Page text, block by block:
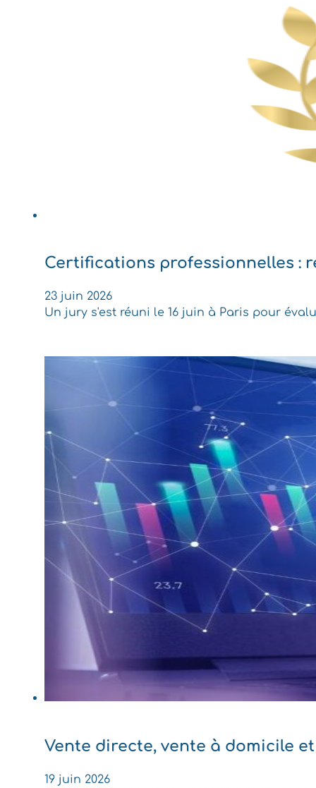
Certifications professionnelles :
23 juin 2026
Un jury s'est réuni le 16 juin à Paris pour
Vente directe, vente à domicile
19 juin 2026